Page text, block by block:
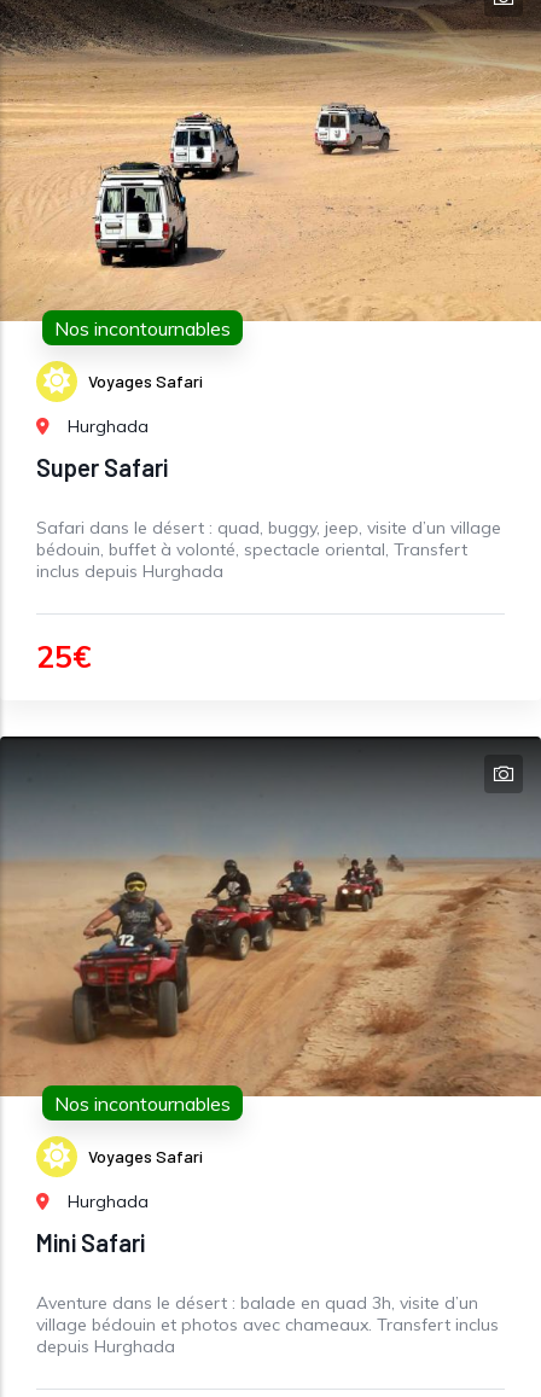
Nos incontournables
Voyages Safari
Hurghada
Super Safari
Safari dans le désert : quad, buggy, jeep, visite d’un village
bédouin, buffet à volonté, spectacle oriental, Transfert
inclus depuis Hurghada
25€
Nos incontournables
Voyages Safari
Hurghada
Mini Safari
Aventure dans le désert : balade en quad 3h, visite d’un
village bédouin et photos avec chameaux. Transfert inclus
depuis Hurghada